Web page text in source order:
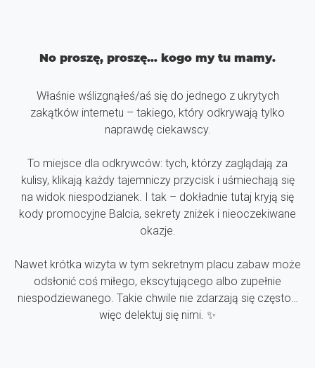
No proszę, proszę… kogo my tu mamy.
Właśnie wślizgnąłeś/aś się do jednego z ukrytych
zakątków internetu – takiego, który odkrywają tylko
naprawdę ciekawscy.
To miejsce dla odkrywców: tych, którzy zaglądają za
kulisy, klikają każdy tajemniczy przycisk i uśmiechają się
na widok niespodzianek. I tak – dokładnie tutaj kryją się
kody promocyjne Balcia, sekrety zniżek i nieoczekiwane
okazje.
Nawet krótka wizyta w tym sekretnym placu zabaw może
odsłonić coś miłego, ekscytującego albo zupełnie
niespodziewanego. Takie chwile nie zdarzają się często…
więc delektuj się nimi. ✨